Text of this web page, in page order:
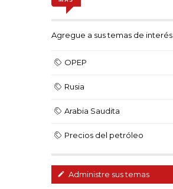
Agregue a sus temas de interés
OPEP
Rusia
Arabia Saudita
Precios del petróleo
Administre sus temas